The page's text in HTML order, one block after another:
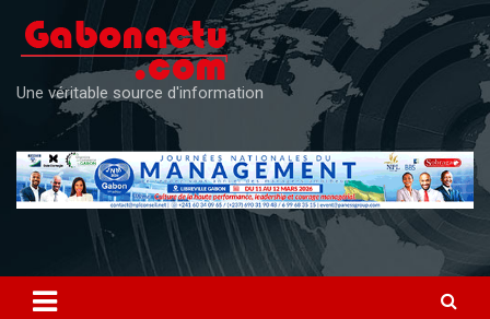
content
Une véritable source d'information